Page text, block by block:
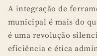
A integração de
municipal é mais do
é uma revolução
eficiência e ética